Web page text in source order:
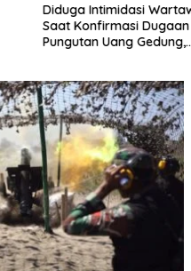
Diduga Intimidasi
Saat Konfirmasi Dugaan
Pungutan Uang Gedung,
Buka suara